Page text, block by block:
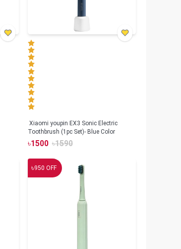
Xiaomi youpin EX3 Sonic Electric
Toothbrush (1pc Set)- Blue Color
৳1500 ৳1590
৳950 OFF